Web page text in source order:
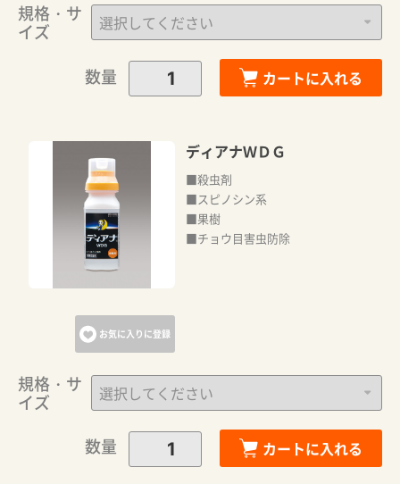
規格・サ
イズ
数量
カートに入れる
お気に入りに登録
ディアナＷＤＧ
■殺虫剤
■スピノシン系
■果樹
■チョウ目害虫防除
規格・サ
イズ
数量
カートに入れる